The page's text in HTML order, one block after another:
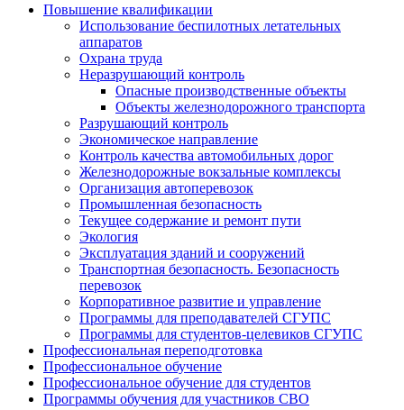
Повышение квалификации
Использование беспилотных летательных
аппаратов
Охрана труда
Неразрушающий контроль
Опасные производственные объекты
Объекты железнодорожного транспорта
Разрушающий контроль
Экономическое направление
Контроль качества автомобильных дорог
Железнодорожные вокзальные комплексы
Организация автоперевозок
Промышленная безопасность
Текущее содержание и ремонт пути
Экология
Эксплуатация зданий и сооружений
Транспортная безопасность. Безопасность
перевозок
Корпоративное развитие и управление
Программы для преподавателей СГУПС
Программы для студентов-целевиков СГУПС
Профессиональная переподготовка
Профессиональное обучение
Профессиональное обучение для студентов
Программы обучения для участников СВО